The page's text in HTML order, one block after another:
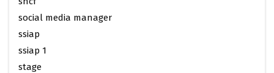
social media manager
ssiap
ssiap 1
stage